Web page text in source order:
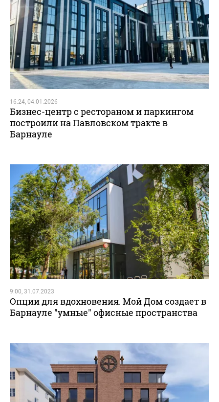
16:24, 04.01.2026
Бизнес-центр с рестораном и паркингом
построили на Павловском тракте в
Барнауле
9:00, 31.07.2023
Опции для вдохновения. Мой Дом создает в
Барнауле "умные" офисные пространства